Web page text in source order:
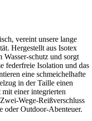
vereint unsere lange
Hergestellt aus Isotex
Wasser-schutz und sorgt
federfreie Isolation und das
eine schmeichelhafte
in der Taille einen
einer integrierten
Wege-Reißverschluss
oder Outdoor-Abenteuer.